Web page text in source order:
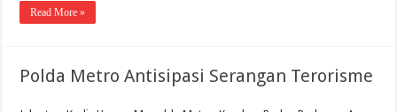
Read More »
Polda Metro Antisipasi Serangan Terorisme